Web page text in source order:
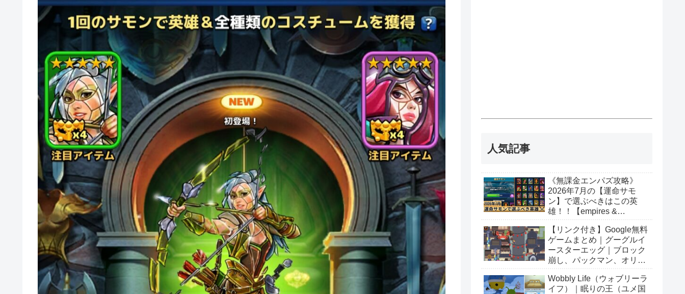
人気記事
《無課金エンパズ攻略》
2026年7月の【運命サモ
ン】で選ぶべきはこの英
雄！！【empires &
【リンク付き】Google無料
ゲームまとめ｜グーグルイ
ースターエッグ｜ブロック
崩し、パックマン、オリン
Wobbly Life（ウォブリーラ
イフ）｜眠りの王（ユメ国